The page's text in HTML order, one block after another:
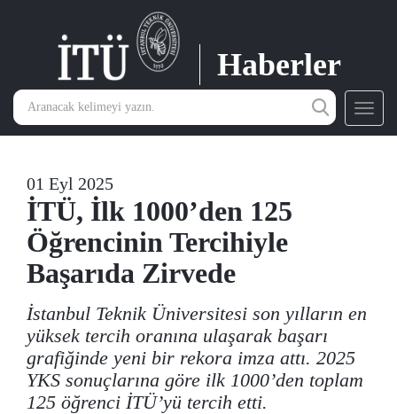
Haberler
01 Eyl 2025
İTÜ, İlk 1000’den 125
Öğrencinin Tercihiyle
Başarıda Zirvede
İstanbul Teknik Üniversitesi son yılların en
yüksek tercih oranına ulaşarak başarı
grafiğinde yeni bir rekora imza attı. 2025
YKS sonuçlarına göre ilk 1000’den toplam
125 öğrenci İTÜ’yü tercih etti.